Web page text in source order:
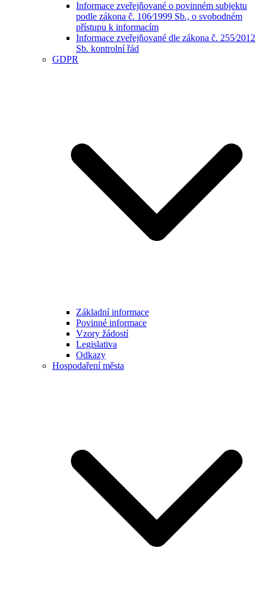
Informace zveřejňované o povinném subjektu
podle zákona č. 106⁄1999 Sb., o svobodném
přístupu k informacím
Informace zveřejňované dle zákona č. 255⁄2012
Sb. kontrolní řád
GDPR
Základní informace
Povinné informace
Vzory žádostí
Legislativa
Odkazy
Hospodaření města